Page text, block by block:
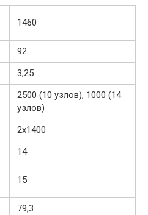
1460
92
3,25
2500 (10 узлов), 1000 (14
узлов)
2х1400
14
15
79,3